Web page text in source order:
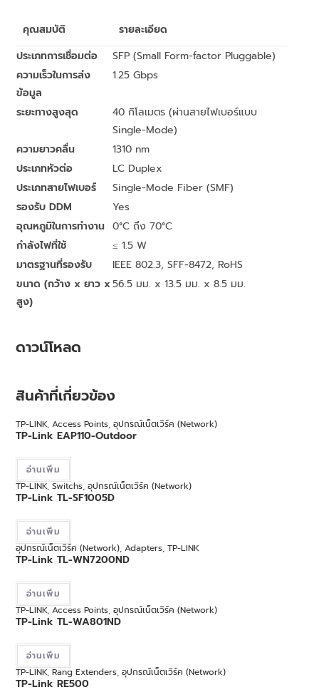
คุณสมบัติ
รายละเอียด
ประเภทการเชื่อมต่อ
SFP (Small Form-factor Pluggable)
ความเร็วในการส่ง
ข้อมูล
1.25 Gbps
ระยะทางสูงสุด
40 กิโลเมตร (ผ่านสายไฟเบอร์แบบ
Single-Mode)
ความยาวคลื่น
1310 nm
ประเภทหัวต่อ
LC Duplex
ประเภทสายไฟเบอร์
Single-Mode Fiber (SMF)
รองรับ DDM
Yes
อุณหภูมิในการทำงาน 0°C ถึง 70°C
กำลังไฟที่ใช้
≤ 1.5 W
มาตรฐานที่รองรับ
IEEE 802.3, SFF-8472, RoHS
ขนาด (กว้าง x ยาว x
สูง)
56.5 มม. x 13.5 มม. x 8.5 มม.
ดาวน์โหลด
สินค้าที่เกี่ยวข้อง
TP-LINK,Access Points,อุปกรณ์เน็ตเวิร์ค (Network)
TP-Link EAP110-Outdoor
อ่านเพิ่ม
TP-LINK,Switchs,อุปกรณ์เน็ตเวิร์ค (Network)
TP-Link TL-SF1005D
อ่านเพิ่ม
อุปกรณ์เน็ตเวิร์ค (Network),Adapters,TP-LINK
TP-Link TL-WN7200ND
อ่านเพิ่ม
TP-LINK,Access Points,อุปกรณ์เน็ตเวิร์ค (Network)
TP-Link TL-WA801ND
อ่านเพิ่ม
TP-LINK,Rang Extenders,อุปกรณ์เน็ตเวิร์ค (Network)
TP-Link RE500